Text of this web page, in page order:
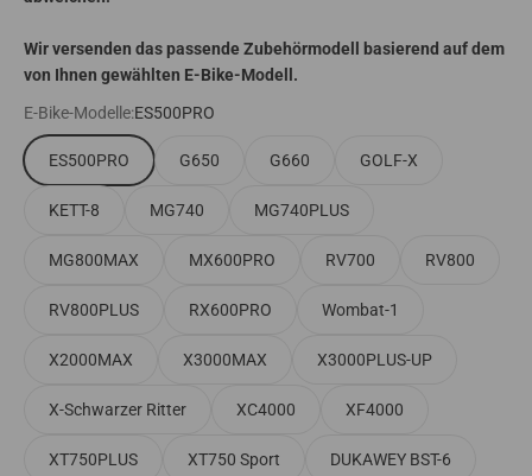
Wir versenden das passende Zubehörmodell basierend auf dem
von Ihnen gewählten E-Bike-Modell.
E-Bike-Modelle:ES500PRO
ES500PRO G650 G660 GOLF-X
KETT-8 MG740 MG740PLUS
MG800MAX MX600PRO RV700 RV800
RV800PLUS RX600PRO Wombat-1
X2000MAX X3000MAX X3000PLUS-UP
X-Schwarzer Ritter XC4000 XF4000
XT750PLUS XT750 Sport DUKAWEY BST-6